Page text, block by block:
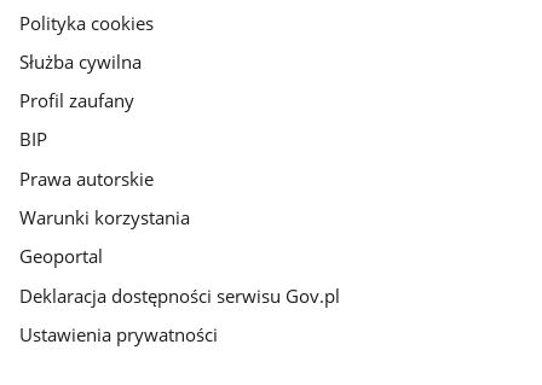
gov.pl
Polityka cookies
Służba cywilna
Profil zaufany
BIP
Prawa autorskie
Warunki korzystania
Geoportal
Deklaracja dostępności serwisu Gov.pl
Ustawienia prywatności